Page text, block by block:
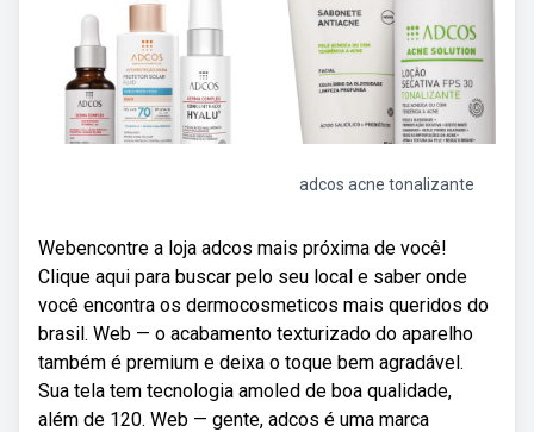
adcos acne tonalizante
Webencontre a loja adcos mais próxima de você!
Clique aqui para buscar pelo seu local e saber onde
você encontra os dermocosmeticos mais queridos do
brasil. Web — o acabamento texturizado do aparelho
também é premium e deixa o toque bem agradável.
Sua tela tem tecnologia amoled de boa qualidade,
além de 120. Web — gente, adcos é uma marca